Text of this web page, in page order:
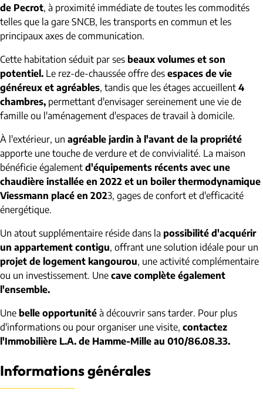
de Pecrot, à proximité immédiate de toutes les commodités
telles que la gare SNCB, les transports en commun et les
principaux axes de communication.
Cette habitation séduit par ses beaux volumes et son
potentiel. Le rez-de-chaussée offre des espaces de vie
généreux et agréables, tandis que les étages accueillent 4
chambres, permettant d'envisager sereinement une vie de
famille ou l'aménagement d'espaces de travail à domicile.
À l'extérieur, un agréable jardin à l'avant de la propriété
apporte une touche de verdure et de convivialité. La maison
bénéficie également d'équipements récents avec une
chaudière installée en 2022 et un boiler thermodynamique
Viessmann placé en 2023, gages de confort et d'efficacité
énergétique.
Un atout supplémentaire réside dans la possibilité d'acquérir
un appartement contigu, offrant une solution idéale pour un
projet de logement kangourou, une activité complémentaire
ou un investissement. Une cave complète également
l'ensemble.
Une belle opportunité à découvrir sans tarder. Pour plus
d'informations ou pour organiser une visite, contactez
l'Immobilière L.A. de Hamme-Mille au 010/86.08.33.
Informations générales